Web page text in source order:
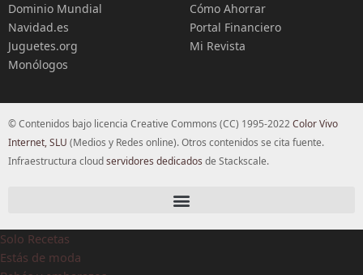
Dominio Mundial
Navidad.es
Juguetes.org
Monólogos
Cómo Ahorrar
Portal Financiero
Mi Revista
© Contenidos bajo licencia Creative Commons (CC) 1995-2022Color Vivo
Internet, SLU (Medios y Redes online). Otros contenidos se cita fuente.
Infraestructura cloudservidores dedicados de Stackscale.
Solo Recetas
Estás de moda